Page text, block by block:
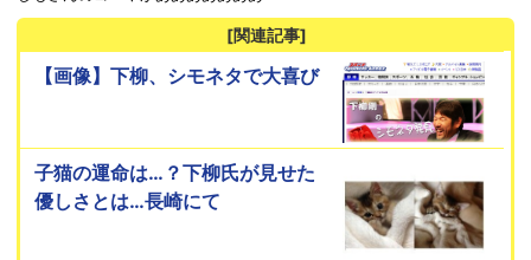
[関連記事]
【画像】下柳、シモネタで大喜び
子猫の運命は…？下柳氏が見せた
優しさとは…長崎にて